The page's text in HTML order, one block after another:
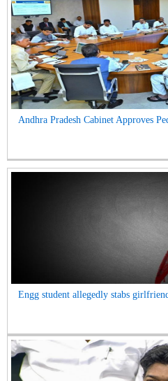
Andhra Pradesh Cabinet Approves
Engg student allegedly stabs